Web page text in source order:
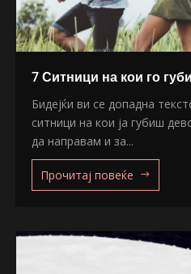
7 Ситници на кои го
Бидејќи ви се допадна
ситници на кои ја губиш
да направам и за...
Прочитај повеќе